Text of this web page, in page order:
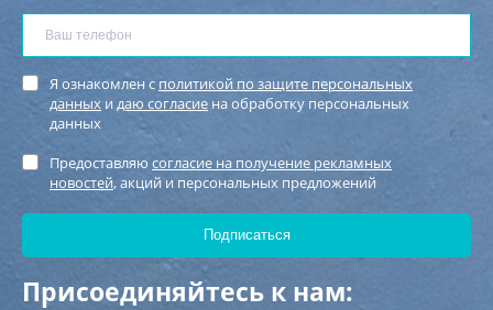
Я ознакомлен с политикой по защите персональных
данных идаю согласие на обработку персональных
данных
Предоставляю согласие на получение рекламных
новостей, акций и персональных предложений
Присоединяйтесь к нам: